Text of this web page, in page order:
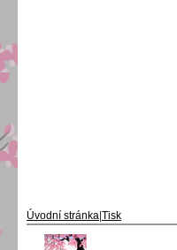
Úvodní stránka|Tisk